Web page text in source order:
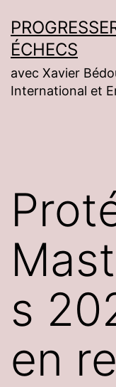
au
contenu
ÉCHECS
avec Xavier
International et
s
en